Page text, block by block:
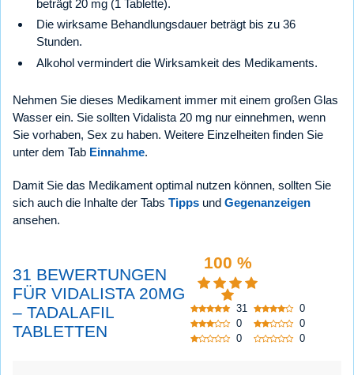
beträgt 20 mg (1 Tablette).
Die wirksame Behandlungsdauer beträgt bis zu 36
Stunden.
Alkohol vermindert die Wirksamkeit des Medikaments.
Nehmen Sie dieses Medikament immer mit einem großen Glas
Wasser ein. Sie sollten Vidalista 20 mg nur einnehmen, wenn
Sie vorhaben, Sex zu haben. Weitere Einzelheiten finden Sie
unter dem Tab Einnahme.
Damit Sie das Medikament optimal nutzen können, sollten Sie
sich auch die Inhalte der Tabs Tipps und Gegenanzeigen
ansehen.
31 BEWERTUNGEN
FÜR VIDALISTA 20MG
– TADALAFIL
TABLETTEN
100 %
31
0
0
0
0
0